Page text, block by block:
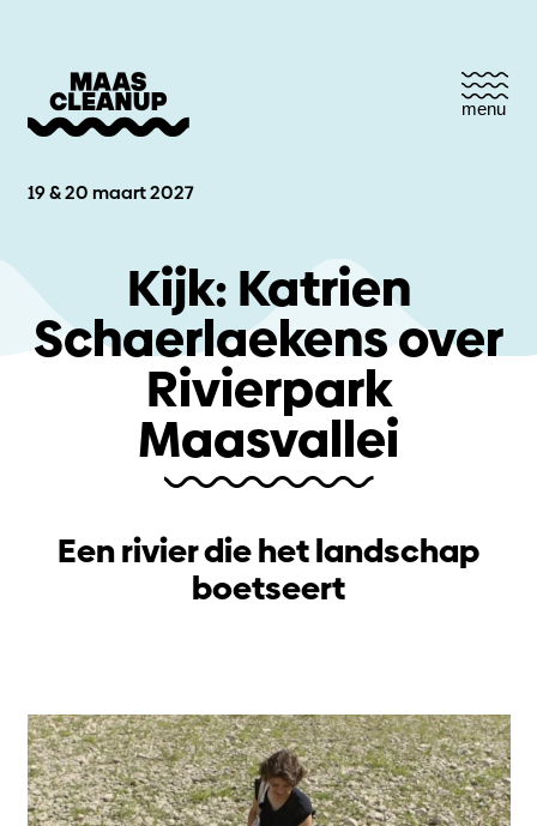
menu
19 & 20 maart 2027
Kijk: Katrien
Schaerlaekens over
Rivierpark
Maasvallei
Een rivier die het landschap
boetseert